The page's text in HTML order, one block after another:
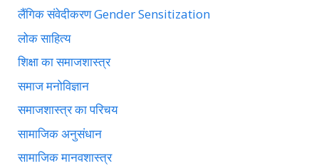
लैंगिक संवेदीकरण Gender Sensitization
लोक साहित्य
शिक्षा का समाजशास्त्र
समाज मनोविज्ञान
समाजशास्त्र का परिचय
सामाजिक अनुसंधान
सामाजिक मानवशास्त्र